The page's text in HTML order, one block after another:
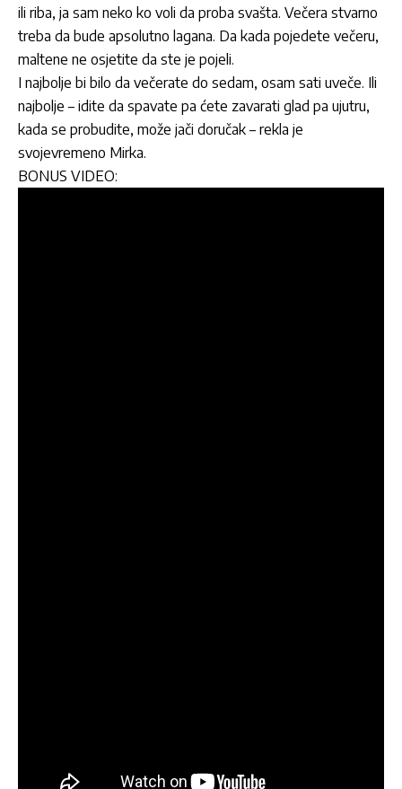
ili riba, ja sam neko ko voli da proba svašta. Večera stvarno
treba da bude apsolutno lagana. Da kada pojedete večeru,
maltene ne osjetite da ste je pojeli.
I najbolje bi bilo da večerate do sedam, osam sati uveče. Ili
najbolje – idite da spavate pa ćete zavarati glad pa ujutru,
kada se probudite, može jači doručak – rekla je
svojevremeno Mirka.
BONUS VIDEO: